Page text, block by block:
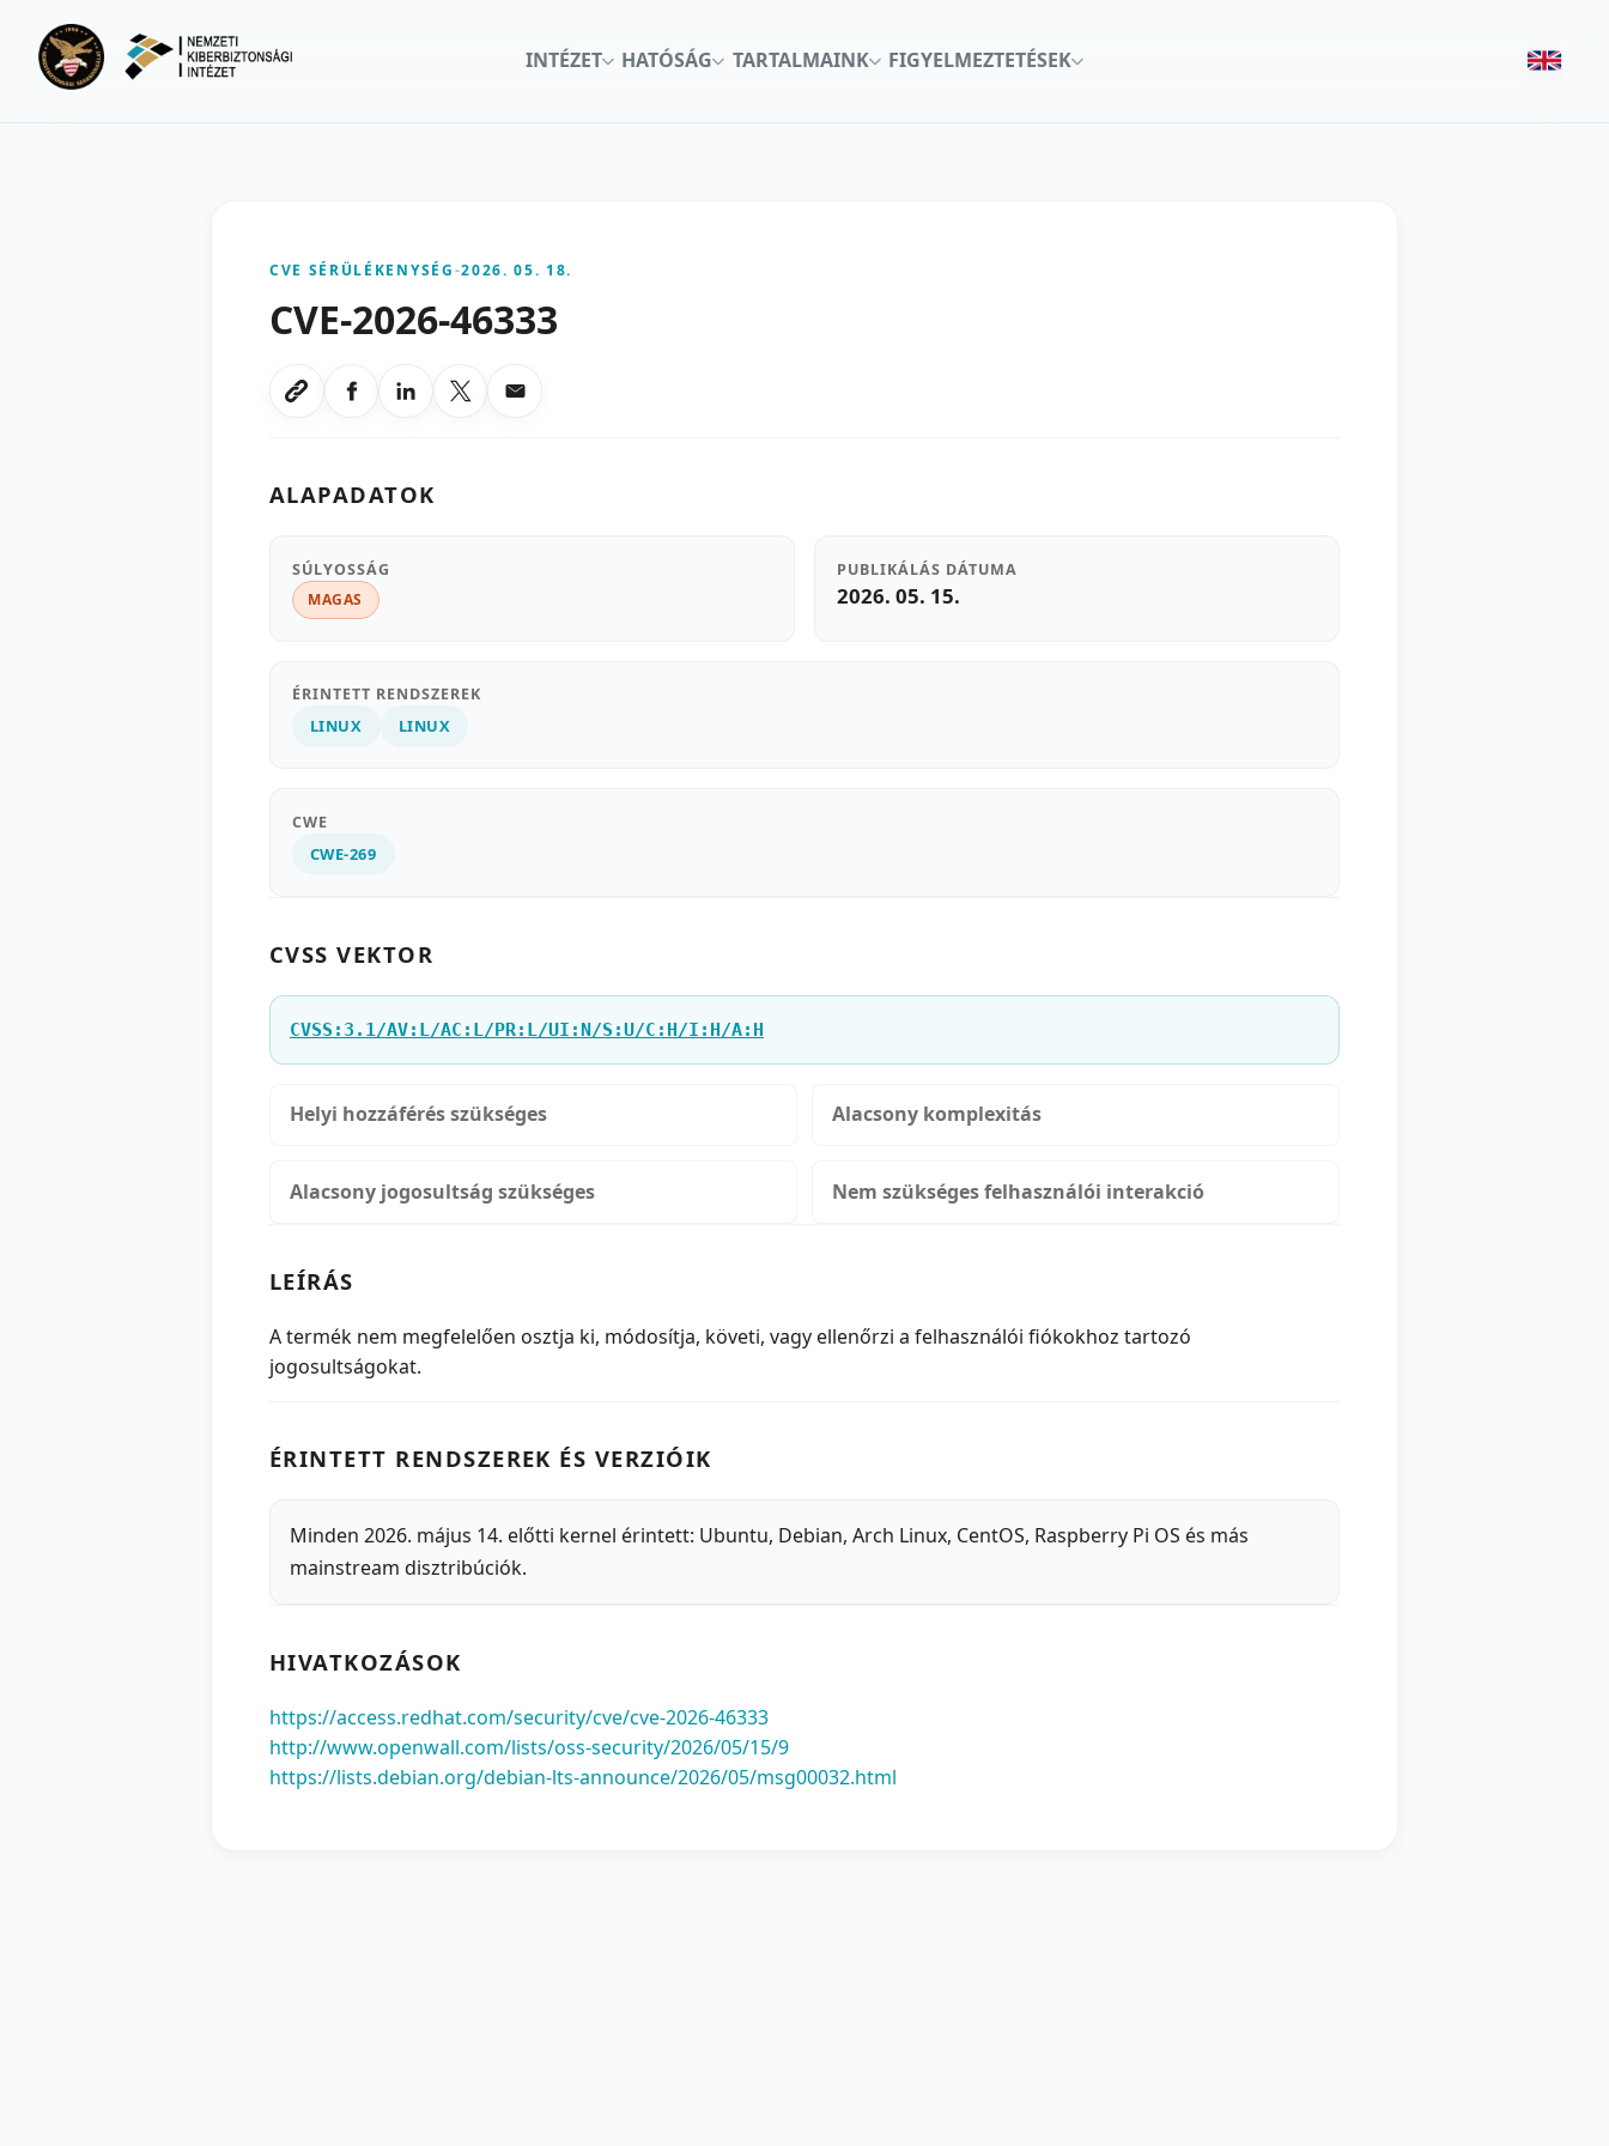
INTÉZET
HATÓSÁG TARTALMAINK FIGYELMEZTETÉSEK
CVE SÉRÜLÉKENYSÉG-2026. 05. 18.
CVE-2026-46333
Link masolasa
Megosztas Facebookon
Megosztas LinkedInen
Megosztas X-en
Megosztas emailben
ALAPADATOK
SÚLYOSSÁG
MAGAS
PUBLIKÁLÁS DÁTUMA
2026. 05. 15.
ÉRINTETT RENDSZEREK
LINUX LINUX
CWE
CWE-269
CVSS VEKTOR
CVSS:3.1/AV:L/AC:L/PR:L/UI:N/S:U/C:H/I:H/A:H
Helyi hozzáférés szükséges Alacsony komplexitás
Alacsony jogosultság szükséges Nem szükséges felhasználói interakció
LEÍRÁS
A termék nem megfelelően osztja ki, módosítja, követi, vagy ellenőrzi a felhasználói fiókokhoz tartozó
jogosultságokat.
ÉRINTETT RENDSZEREK ÉS VERZIÓIK
Minden 2026. május 14. előtti kernel érintett: Ubuntu, Debian, Arch Linux, CentOS, Raspberry Pi OS és más
mainstream disztribúciók.
HIVATKOZÁSOK
https://access.redhat.com/security/cve/cve-2026-46333
http://www.openwall.com/lists/oss-security/2026/05/15/9
https://lists.debian.org/debian-lts-announce/2026/05/msg00032.html